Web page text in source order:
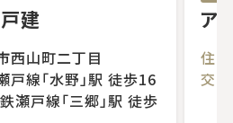
建
西山町二丁目
戸線「水野」駅 徒歩16
瀬戸線「三郷」駅 徒歩
ア
住
交